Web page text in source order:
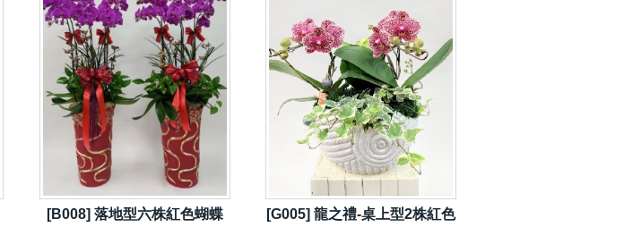
[B008] 落地型六株紅色蝴蝶
[G005] 龍之禮-桌上型2株紅色